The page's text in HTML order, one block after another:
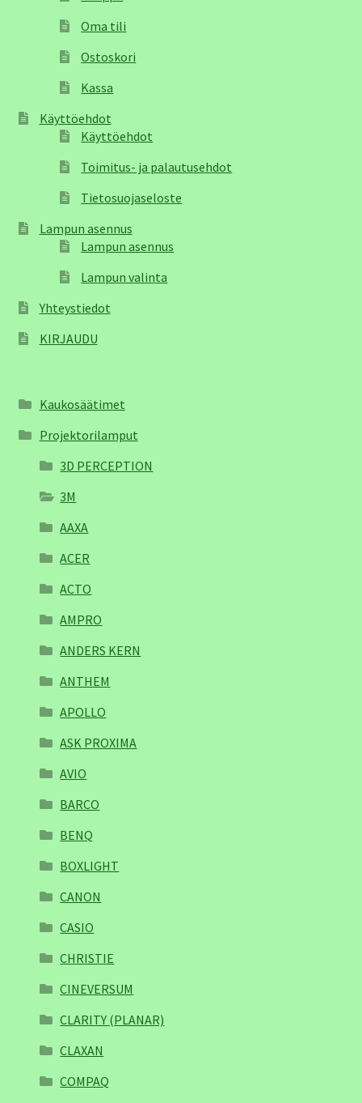
Oma tili
Ostoskori
Kassa
Käyttöehdot
Käyttöehdot
Toimitus- ja palautusehdot
Tietosuojaseloste
Lampun asennus
Lampun asennus
Lampun valinta
Yhteystiedot
KIRJAUDU
Kaukosäätimet
Projektorilamput
3D PERCEPTION
3M
AAXA
ACER
ACTO
AMPRO
ANDERS KERN
ANTHEM
APOLLO
ASK PROXIMA
AVIO
BARCO
BENQ
BOXLIGHT
CANON
CASIO
CHRISTIE
CINEVERSUM
CLARITY (PLANAR)
CLAXAN
COMPAQ